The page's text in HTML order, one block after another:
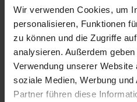
Wir verwenden Cookies, um
personalisieren, Funktionen
zu können und die Zugriffe
analysieren. Außerdem
Verwendung unserer
soziale Medien, Werbung
Partner führen diese
Gaz
Propriétés
Sous-matières